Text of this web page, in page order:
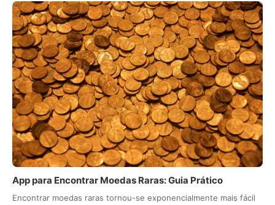
App para Encontrar Moedas Raras: Guia Prático
Encontrar moedas raras tornou-se exponencialmente mais fácil